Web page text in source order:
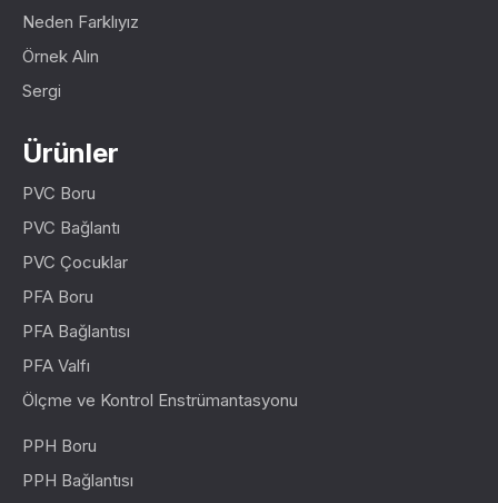
Neden Farklıyız
Örnek Alın
Sergi
Ürünler
PVC Boru
PVC Bağlantı
PVC Çocuklar
PFA Boru
PFA Bağlantısı
PFA Valfı
Ölçme ve Kontrol Enstrümantasyonu
PPH Boru
PPH Bağlantısı